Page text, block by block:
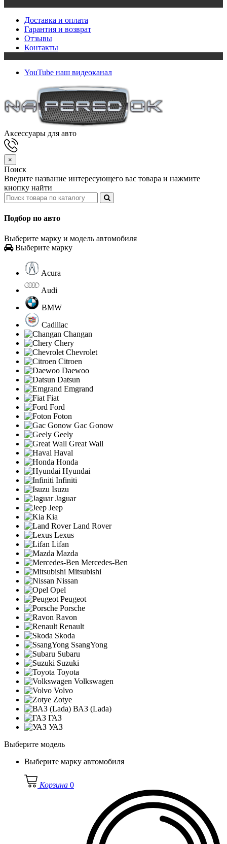
Доставка и оплата
Гарантия и возврат
Отзывы
Контакты
YouTube наш видеоканал
Аксессуары для авто
×
Поиск
Введите название интересующего вас товара и нажмите
кнопку найти
Подбор по авто
Выберите марку и модель автомобиля
Выберите марку
Acura
Audi
BMW
Cadillac
Changan
Chery
Chevrolet
Citroen
Daewoo
Datsun
Emgrand
Fiat
Ford
Foton
Gac Gonow
Geely
Great Wall
Haval
Honda
Hyundai
Infiniti
Isuzu
Jaguar
Jeep
Kia
Land Rover
Lexus
Lifan
Mazda
Mercedes-Ben
Mitsubishi
Nissan
Opel
Peugeot
Porsche
Ravon
Renault
Skoda
SsangYong
Subaru
Suzuki
Toyota
Volkswagen
Volvo
Zotye
ВАЗ (Lada)
ГАЗ
УАЗ
Выберите модель
Выберите марку автомобиля
Корзина 0